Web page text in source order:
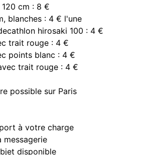
cm : 8 €
blanches : 4 € l'une
hirosaki 100 : 4 €
trait rouge : 4 €
points blanc : 4 €
trait rouge : 4 €
possible sur Paris
à votre charge
messagerie
disponible